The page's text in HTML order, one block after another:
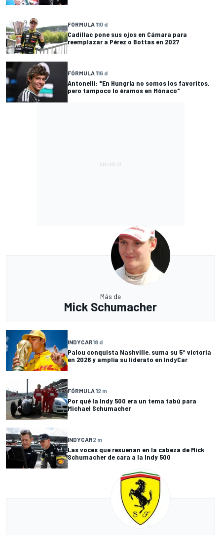
FÓRMULA 110 d
Cadillac pone sus ojos en Cámara para
reemplazar a Pérez o Bottas en 2027
FÓRMULA 116 d
Antonelli: "En Hungría no somos los favoritos,
pero tampoco lo éramos en Mónaco"
Más de
Mick Schumacher
INDYCAR18 d
Palou conquista Nashville, suma su 5ª victoria
en 2026 y amplía su liderato en IndyCar
FÓRMULA 12 m
Por qué la Indy 500 era un tema tabú para
Michael Schumacher
INDYCAR2 m
Las voces que resuenan en la cabeza de Mick
Schumacher de cara a la Indy 500